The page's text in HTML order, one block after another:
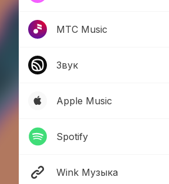
МТС Music
Звук
Apple Music
Spotify
Wink Музыка